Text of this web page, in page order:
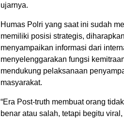
ujarnya.
Humas Polri yang saat ini sudah
memiliki posisi strategis,
menyampaikan informasi dari
menyelenggarakan fungsi
mendukung pelaksanaan
masyarakat.
“Era Post-truth membuat orang
benar atau salah, tetapi begitu